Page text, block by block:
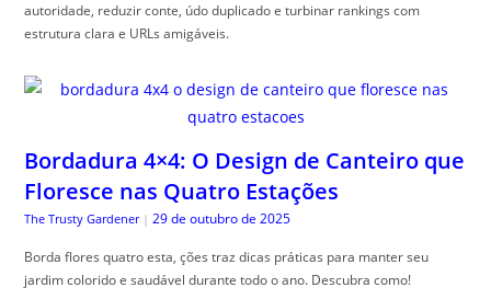
autoridade, reduzir conte, údo duplicado e turbinar rankings com
estrutura clara e URLs amigáveis.
Bordadura 4×4: O Design de Canteiro que
Floresce nas Quatro Estações
The Trusty Gardener | 29 de outubro de 2025
Borda flores quatro esta, ções traz dicas práticas para manter seu
jardim colorido e saudável durante todo o ano. Descubra como!